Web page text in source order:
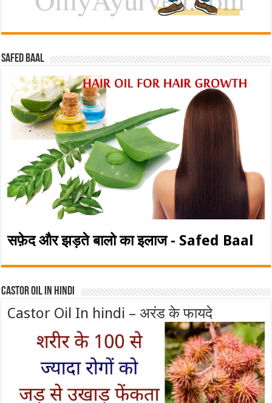
Safed baal
सफ़ेद और झड़ते बालो का इलाज - Safed Baal
Castor Oil In Hindi
Castor Oil In hindi – अरंड के फायदे